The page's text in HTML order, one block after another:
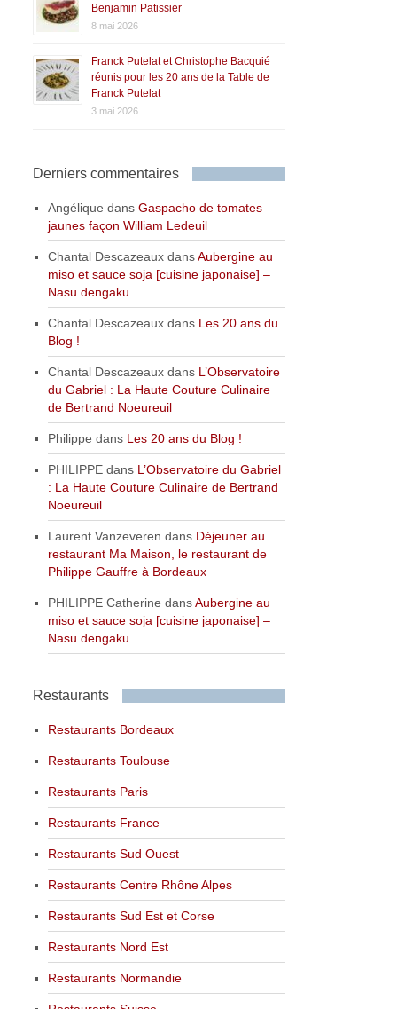
Benjamin Patissier
8 mai 2026
Franck Putelat et Christophe Bacquié
réunis pour les 20 ans de la Table de
Franck Putelat
3 mai 2026
Derniers commentaires
Angélique dansGaspacho de tomates
jaunes façon William Ledeuil
Chantal Descazeaux dansAubergine au
miso et sauce soja [cuisine japonaise] –
Nasu dengaku
Chantal Descazeaux dans Les 20 ans du
Blog !
Chantal Descazeaux dans L’Observatoire
du Gabriel : La Haute Couture Culinaire
de Bertrand Noeureuil
Philippe dans Les 20 ans du Blog !
PHILIPPE dans L’Observatoire du Gabriel
: La Haute Couture Culinaire de Bertrand
Noeureuil
Laurent Vanzeveren dans Déjeuner au
restaurant Ma Maison, le restaurant de
Philippe Gauffre à Bordeaux
PHILIPPE Catherine dansAubergine au
miso et sauce soja [cuisine japonaise] –
Nasu dengaku
Restaurants
Restaurants Bordeaux
Restaurants Toulouse
Restaurants Paris
Restaurants France
Restaurants Sud Ouest
Restaurants Centre Rhône Alpes
Restaurants Sud Est et Corse
Restaurants Nord Est
Restaurants Normandie